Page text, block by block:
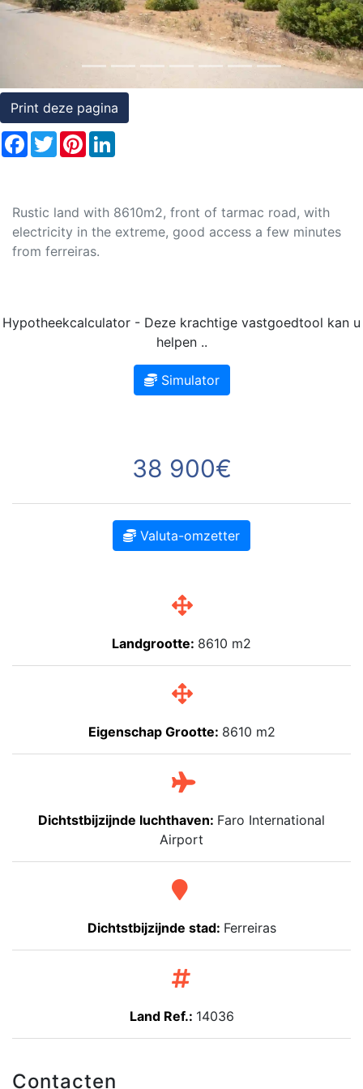
Rechten
onroerend
goed
Print deze pagina
Facebook
TwitterPinterest
Rustic land with 8610m2, front of tarmac road, with
electricity in the extreme, good access a few minutes
from ferreiras.
Hypotheekcalculator - Deze krachtige vastgoedtool kan u
helpen ..
Simulator
38 900€
Valuta-omzetter
Landgrootte: 8610 m2
Eigenschap Grootte: 8610 m2
Dichtstbijzijnde luchthaven: Faro International
Airport
Dichtstbijzijnde stad: Ferreiras
Land Ref.: 14036
Contacten